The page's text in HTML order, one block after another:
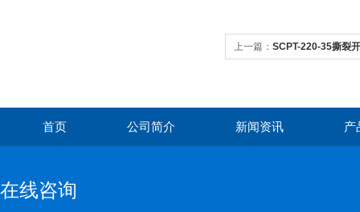
上一篇： SCPT-220-35撕裂
首页 公司简介 新闻资讯 产
在线咨询